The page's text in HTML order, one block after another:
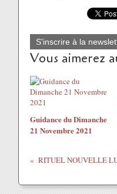
S'inscrire à la
Vous aimerez
Guidance du Dimanche
21 Novembre 2021